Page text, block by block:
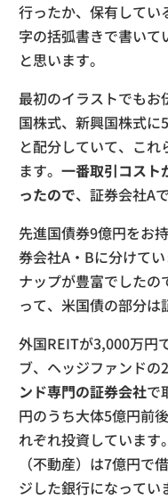
行ったか、保有してい
字の括弧書きで書い
と思います。
最初のイラストでもお
国株式、新興国株式
と配分していて、こ
ます。 一番取引コスト
ったので、証券会社A
先進国債券9億円をお
券会社A・Bに分けて
ナップが豊富でした
って、米国債の部分は
外国REITが3,000万円
ブ、ヘッジファンドの
ンド専門の証券会社で
円のうち大体5億円前
れぞれ投資しています
（不動産）は7億円で
ジした銀行になってい